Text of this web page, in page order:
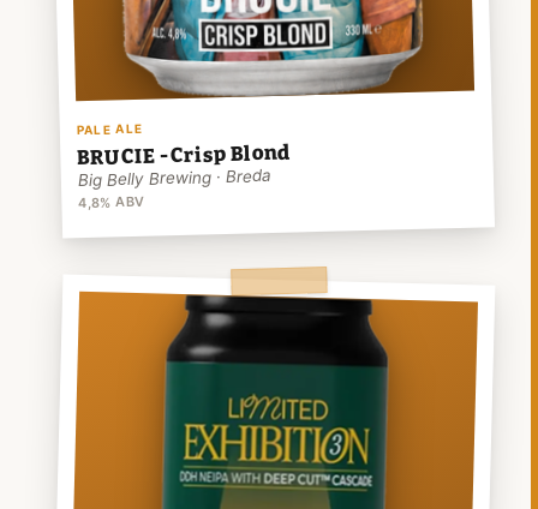
PALE ALE
BRUCIE - Crisp Blond
Big Belly Brewing · Breda
4,8% ABV